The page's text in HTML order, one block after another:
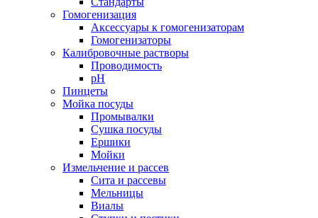
Гомогенизация
Аксессуары к гомогенизаторам
Гомогенизаторы
Калибровочные растворы
Проводимость
pH
Пинцеты
Мойка посуды
Промывалки
Сушка посуды
Ершики
Мойки
Измельчение и рассев
Сита и рассевы
Мельницы
Виалы